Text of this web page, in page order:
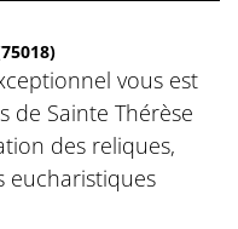
vous est
de Sainte Thérèse
des reliques,
eucharistiques